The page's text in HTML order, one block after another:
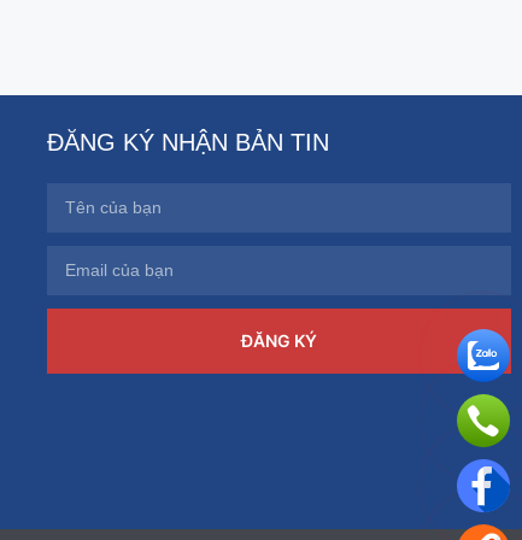
ĐĂNG KÝ NHẬN BẢN TIN
ĐĂNG KÝ